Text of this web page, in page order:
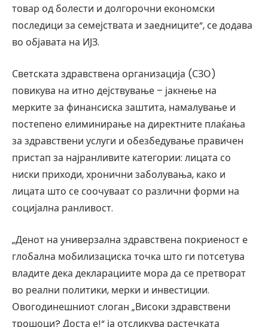
товар од болести и долгорочни економски
последици за семејствата и заедниците“, се додава
во објавата на ИЈЗ.
Светската здравствена организација (СЗО)
повикува на итно дејствување – јакнење на
мерките за финансиска заштита, намалување и
постепено елиминирање на директните плаќања
за здравствени услуги и обезбедување правичен
пристап за најранливите категории: лицата со
ниски приходи, хронични заболувања, како и
лицата што се соочуваат со различни форми на
социјална ранливост.
„Денот на универзална здравствена покриеност е
глобална мобилизациска точка што ги потсетува
владите дека декларациите мора да се претворат
во реални политики, мерки и инвестиции.
Овогодинешниот слоган „Високи здравствени
трошоци? Доста е!“ ја отсликува растечката